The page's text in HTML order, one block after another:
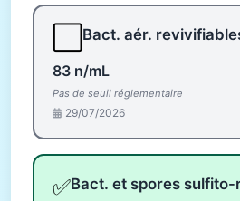
Bact. aér.
83 n/mL
Pas de seuil réglementaire
29/07/2026
✅Bact. et spores